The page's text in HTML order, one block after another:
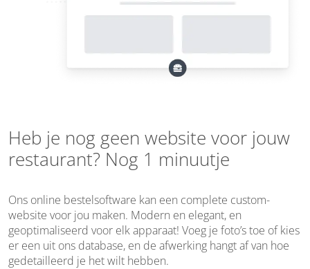
Heb je nog geen website voor jouw
restaurant? Nog 1 minuutje
Ons online bestelsoftware kan een complete custom-
website voor jou maken. Modern en elegant, en
geoptimaliseerd voor elk apparaat! Voeg je foto’s toe of kies
er een uit ons database, en de afwerking hangt af van hoe
gedetailleerd je het wilt hebben.